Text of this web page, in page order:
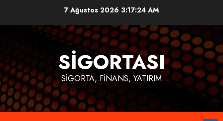
7 Ağustos 2026 3:17:25 AM
SIGORTASI
SIGORTA, FINANS, YATIRIM